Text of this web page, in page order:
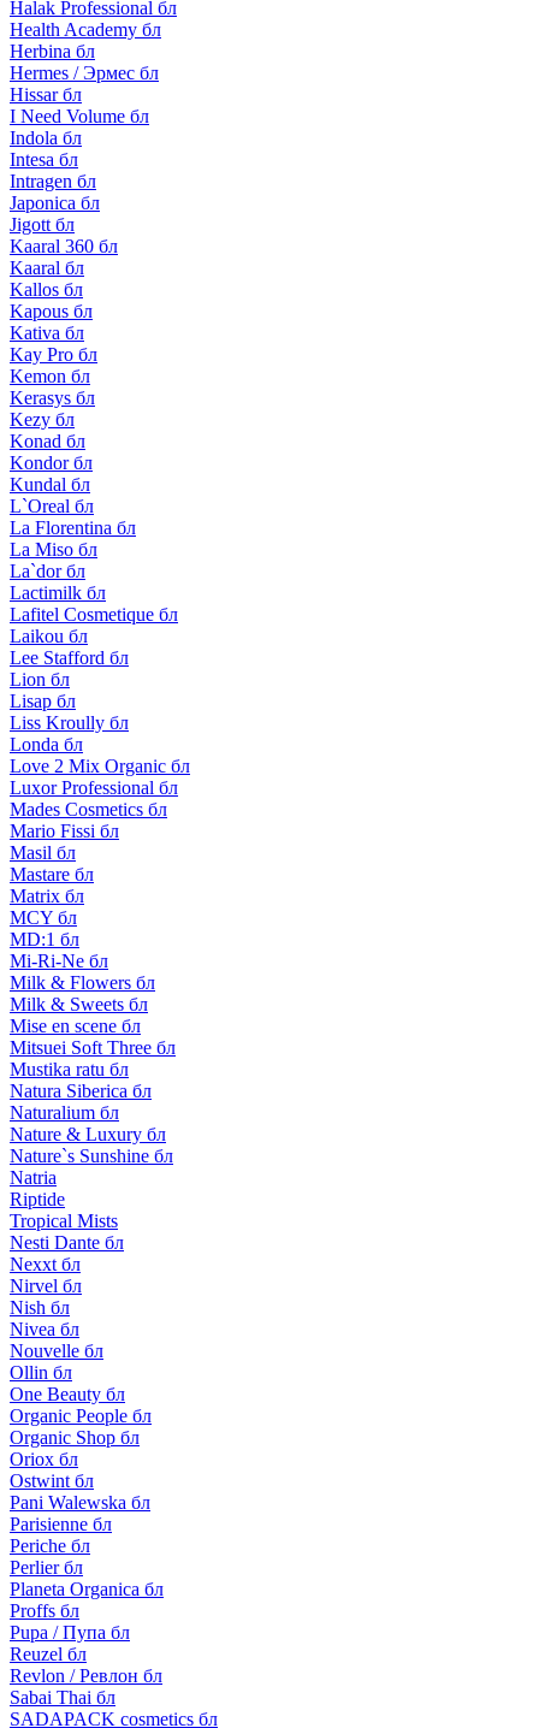
Halak Professional бл
Health Academy бл
Herbina бл
Hermes / Эрмес бл
Hissar бл
I Need Volume бл
Indola бл
Intesa бл
Intragen бл
Japonica бл
Jigott бл
Kaaral 360 бл
Kaaral бл
Kallos бл
Kapous бл
Kativa бл
Kay Pro бл
Kemon бл
Kerasys бл
Kezy бл
Konad бл
Kondor бл
Kundal бл
L`Oreal бл
La Florentina бл
La Miso бл
La`dor бл
Lactimilk бл
Lafitel Cosmetique бл
Laikou бл
Lee Stafford бл
Lion бл
Lisap бл
Liss Kroully бл
Londa бл
Love 2 Mix Organic бл
Luxor Professional бл
Mades Cosmetics бл
Mario Fissi бл
Masil бл
Mastare бл
Matrix бл
MCY бл
MD:1 бл
Mi-Ri-Ne бл
Milk & Flowers бл
Milk & Sweets бл
Mise en scene бл
Mitsuei Soft Three бл
Mustika ratu бл
Natura Siberica бл
Naturalium бл
Nature & Luxury бл
Nature`s Sunshine бл
Natria
Riptide
Tropical Mists
Nesti Dante бл
Nexxt бл
Nirvel бл
Nish бл
Nivea бл
Nouvelle бл
Ollin бл
One Beauty бл
Organic People бл
Organic Shop бл
Oriox бл
Ostwint бл
Pani Walewska бл
Parisienne бл
Periche бл
Perlier бл
Planeta Organica бл
Proffs бл
Pupa / Пупа бл
Reuzel бл
Revlon / Ревлон бл
Sabai Thai бл
SADAPACK cosmetics бл